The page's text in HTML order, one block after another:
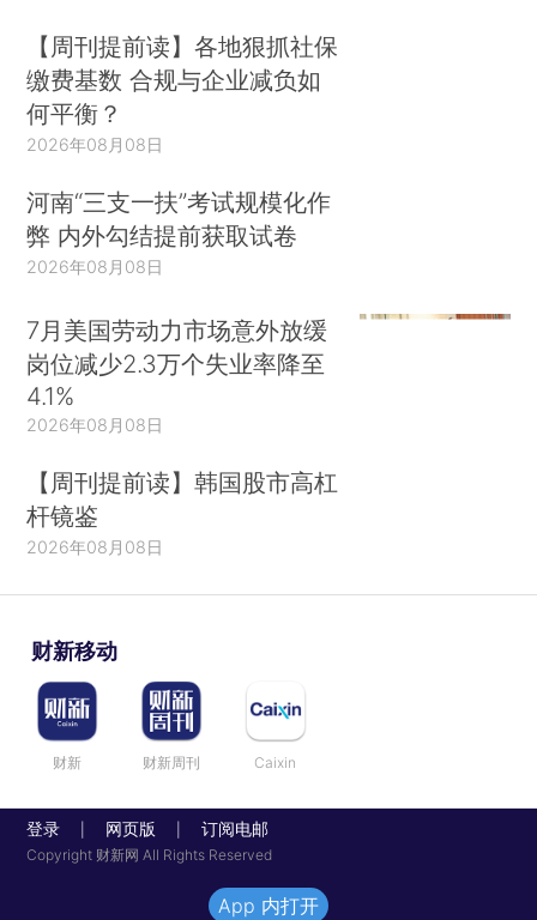
【周刊提前读】各地狠抓社保
缴费基数 合规与企业减负如
何平衡？
2026年08月08日
河南“三支一扶”考试规模化作
弊 内外勾结提前获取试卷
2026年08月08日
7月美国劳动力市场意外放缓
岗位减少2.3万个失业率降至
4.1%
2026年08月08日
【周刊提前读】韩国股市高杠
杆镜鉴
2026年08月08日
财新移动
财新 财新周刊 Caixin
登录 网页版 订阅电邮
Copyright 财新网 All Rights Reserved
App 内打开